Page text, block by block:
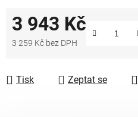
3 943 Kč
3 259 Kč bez DPH
Tisk Zeptat se